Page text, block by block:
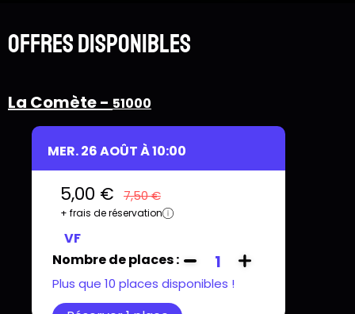
différent, parfois juste « en décalé ».
Offres disponibles
La Comète - 51000
MER. 26 AOÛT À 10:00
5,00 € 7,50 €
+ frais de réservation
VF
Nombre de places :
1
Plus que 10 places disponibles !